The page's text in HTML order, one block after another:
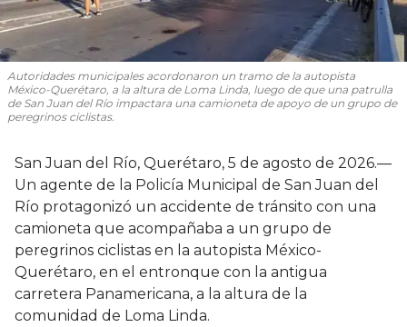
Autoridades municipales acordonaron un tramo de la autopista
México-Querétaro, a la altura de Loma Linda, luego de que una patrulla
de San Juan del Río impactara una camioneta de apoyo de un grupo de
peregrinos ciclistas.
San Juan del Río, Querétaro, 5 de agosto de 2026.—
Un agente de la Policía Municipal de San Juan del
Río protagonizó un accidente de tránsito con una
camioneta que acompañaba a un grupo de
peregrinos ciclistas en la autopista México-
Querétaro, en el entronque con la antigua
carretera Panamericana, a la altura de la
comunidad de Loma Linda.